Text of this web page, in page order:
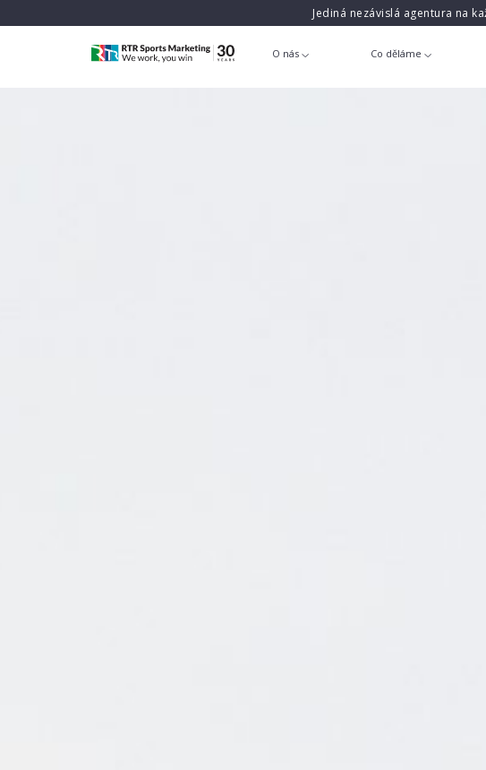
Jediná nezávislá agentura na
O nás Co děláme